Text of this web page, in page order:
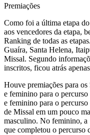
Premiações
Como foi a última etapa
aos vencedores da etapa,
Ranking de todas as
Guaíra, Santa Helena,
Missal. Segundo
inscritos, ficou atrás
Houve premiações para
e feminino para o
e feminino para o
de Missal em um pouco
masculino. No feminino, a
que completou o percurso